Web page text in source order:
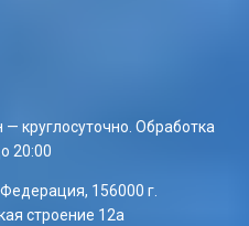
круглосуточно. Обработка
20:00
156000 г.
строение 12а